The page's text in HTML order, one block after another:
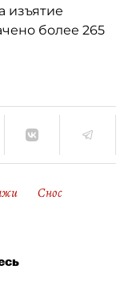
изъятие
более 265
Снос